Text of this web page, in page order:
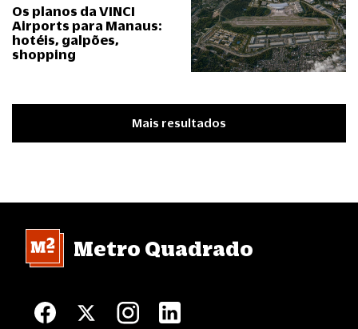
Os planos da VINCI
Airports para Manaus:
hotéis, galpões,
shopping
Mais resultados
Metro Quadrado